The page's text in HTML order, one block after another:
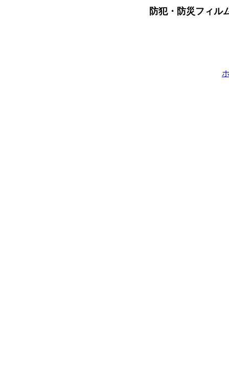
防犯・防災フィル